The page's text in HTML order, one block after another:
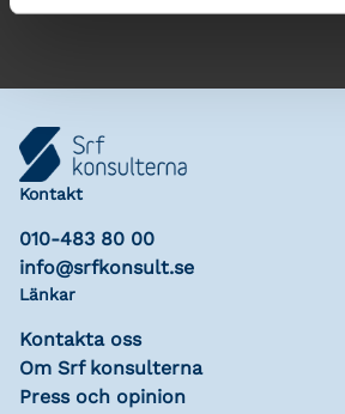
Kontakt
010-483 80 00
info@srfkonsult.se
Länkar
Kontakta oss
Om Srf konsulterna
Press och opinion